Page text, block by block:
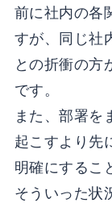
前に社内の各
すが、同じ社
との折衝の方
です。
また、部署を
起こすより先
明確にするこ
そういった状